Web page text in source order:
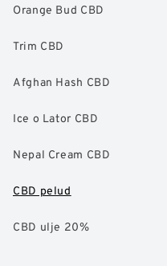
Orange Bud CBD
Trim CBD
Afghan Hash CBD
Ice o Lator CBD
Nepal Cream CBD
CBD pelud
CBD ulje 20%